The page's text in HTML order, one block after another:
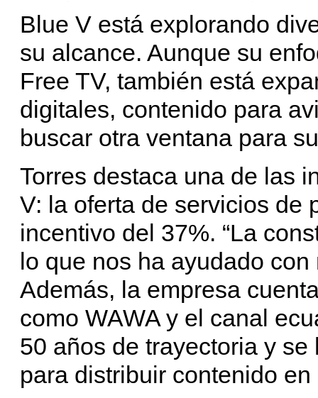
Blue V está explorando
su alcance. Aunque su
Free TV, también está
digitales, contenido para
buscar otra ventana para
Torres destaca una de las
V: la oferta de servicios de
incentivo del 37%. “La
lo que nos ha ayudado
Además, la empresa
como WAWA y el canal
50 años de trayectoria y
para distribuir contenido